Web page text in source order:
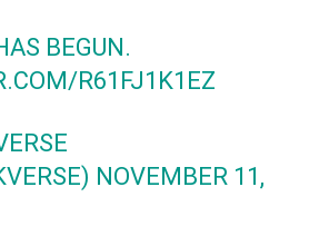
BEGUN.
R61FJ1K1EZ
NOVEMBER 11,